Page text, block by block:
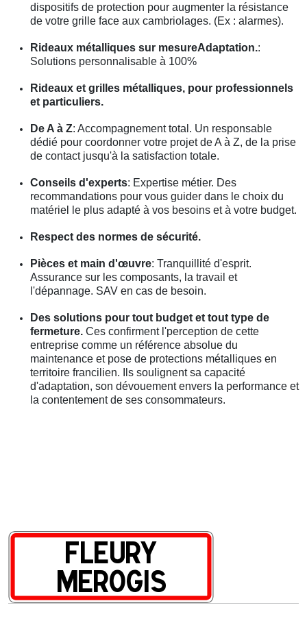
dispositifs de protection pour augmenter la résistance
de votre grille face aux cambriolages. (Ex : alarmes).
Rideaux métalliques sur mesureAdaptation.:
Solutions personnalisable à 100%
Rideaux et grilles métalliques, pour professionnels
et particuliers.
De A à Z: Accompagnement total. Un responsable
dédié pour coordonner votre projet de A à Z, de la prise
de contact jusqu'à la satisfaction totale.
Conseils d'experts: Expertise métier. Des
recommandations pour vous guider dans le choix du
matériel le plus adapté à vos besoins et à votre budget.
Respect des normes de sécurité.
Pièces et main d'œuvre: Tranquillité d'esprit.
Assurance sur les composants, la travail et
l'dépannage. SAV en cas de besoin.
Des solutions pour tout budget et tout type de
fermeture. Ces confirment l'perception de cette
entreprise comme un référence absolue du
maintenance et pose de protections métalliques en
territoire francilien. Ils soulignent sa capacité
d'adaptation, son dévouement envers la performance et
la contentement de ses consommateurs.